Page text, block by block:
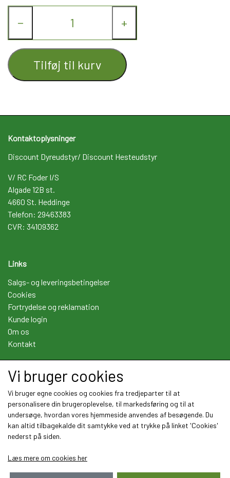
− +
Tilføj til kurv
Kontaktoplysninger
Discount Dyreudstyr/ Discount Hesteudstyr
V/ RC Foder I/S
Algade 12B st.
4660 St. Heddinge
Telefon: 29463383
CVR: 34109362
Links
Salgs- og leveringsbetingelser
Cookies
Fortrydelse og reklamation
Kunde login
Om os
Kontakt
Sociale medier
Vi bruger cookies
Vi bruger egne cookies og cookies fra tredjeparter til at
personalisere din brugeroplevelse, til markedsføring og til at
undersøge, hvordan vores hjemmeside anvendes af besøgende. Du
kan altid tilbagekalde dit samtykke ved at trykke på linket 'Cookies'
nederst på siden.
Læs mere om cookies her